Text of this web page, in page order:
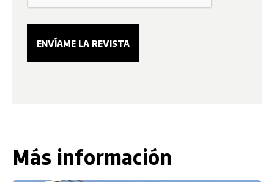
Más información